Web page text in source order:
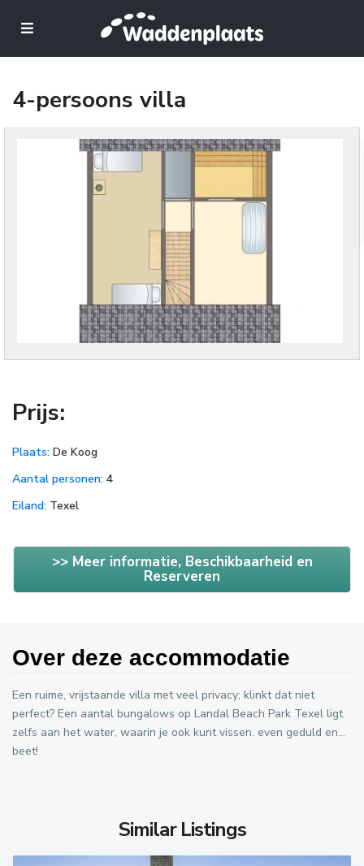
4-persoons villa
Prijs:
Plaats: De Koog
Aantal personen: 4
Eiland: Texel
>> Meer informatie, Beschikbaarheid en
Reserveren
Over deze accommodatie
Een ruime, vrijstaande villa met veel privacy; klinkt dat niet
perfect? Een aantal bungalows op Landal Beach Park Texel ligt
zelfs aan het water, waarin je ook kunt vissen. even geduld en…
beet!
Similar Listings